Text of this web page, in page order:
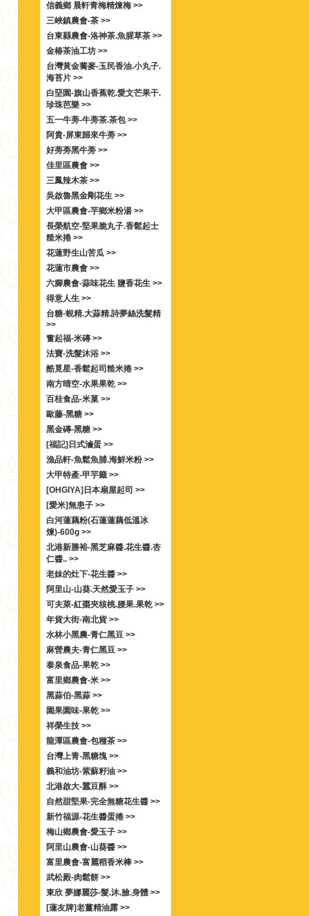
信義鄉 晨軒青梅精煉梅 >>
三峽鎮農會-茶 >>
台東縣農會-洛神茶.魚腥草茶 >>
金椿茶油工坊 >>
台灣黃金蕎麥-玉民香油.小丸子.
海苔片 >>
白堊園-旗山香蕉乾.愛文芒果干.
珍珠芭樂 >>
五一牛蒡-牛蒡茶.茶包 >>
阿貴-屏東歸來牛蒡 >>
好蒡蒡黑牛蒡 >>
佳里區農會 >>
三鳳辣木茶 >>
吳啟魯黑金剛花生 >>
大甲區農會-芋鄉米粉湯 >>
長榮航空-堅果脆丸子.香鬆起士
糙米捲 >>
花蓮野生山苦瓜 >>
花蓮市農會 >>
六腳農會-蒜味花生 鹽香花生 >>
得意人生 >>
台糖-蜆精.大蒜精.詩夢絲洗髮精
>>
奮起福-米磚 >>
法寶-洗髮沐浴 >>
酷覓星-香鬆起司糙米捲 >>
南方晴空-水果果乾 >>
百桂食品-米菓 >>
歐藤-黑糖 >>
黑金磚-黑糖 >>
[福記]日式滷蛋 >>
漁品軒-魚鬆魚脯.海鮮米粉 >>
大甲特產-甲芋籤 >>
[OHGIYA]日本扇屋起司 >>
[愛米]無患子 >>
白河蓮藕粉(石蓮蓮藕低溫冰
煉)-600g >>
北港新勝裕-黑芝麻醬.花生醬.杏
仁醬.. >>
老妹的灶下-花生醬 >>
阿里山-山葵.天然愛玉子 >>
可夫萊-紅棗夾核桃.腰果.果乾 >>
年貨大街-南北貨 >>
水林小黑農-青仁黑豆 >>
麻營農夫-青仁黑豆 >>
泰泉食品-果乾 >>
富里鄉農會-米 >>
黑蒜伯-黑蒜 >>
園果園味-果乾 >>
祥榮生技 >>
龍潭區農會-包種茶 >>
台灣上青-黑糖塊 >>
義和油坊-紫蘇籽油 >>
北港啟大-蠶豆酥 >>
自然甜堅果-完全無糖花生醬 >>
新竹福源-花生醬蛋捲 >>
梅山鄉農會-愛玉子 >>
阿里山農會-山葵醬 >>
富里農會-富麗稻香米棒 >>
武松殿-肉鬆餅 >>
東欣 夢娜麗莎-髮.沐.臉.身體 >>
[蓮友牌]老薑精油露 >>